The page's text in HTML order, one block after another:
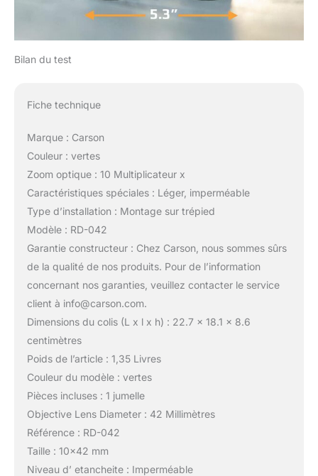
Bilan du test
Fiche technique
Marque : Carson
Couleur : vertes
Zoom optique : 10 Multiplicateur x
Caractéristiques spéciales : Léger, imperméable
Type d’installation : Montage sur trépied
Modèle : RD-042
Garantie constructeur : Chez Carson, nous sommes sûrs
de la qualité de nos produits. Pour de l’information
concernant nos garanties, veuillez contacter le service
client à info@carson.com.
Dimensions du colis (L x l x h) : 22.7 x 18.1 x 8.6
centimètres
Poids de l’article : 1,35 Livres
Couleur du modèle : vertes
Pièces incluses : 1 jumelle
Objective Lens Diameter : 42 Millimètres
Référence : RD-042
Taille : 10×42 mm
Niveau d’ etancheite : Imperméable